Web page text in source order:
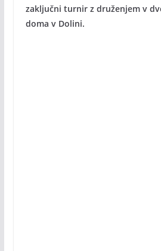
zaključni turnir z druženjem v
doma v Dolini.